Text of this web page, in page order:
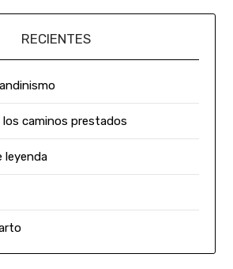
RECIENTES
caminos prestados
leyenda